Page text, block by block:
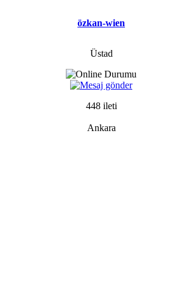
özkan-wien
Üstad
448 ileti
Ankara